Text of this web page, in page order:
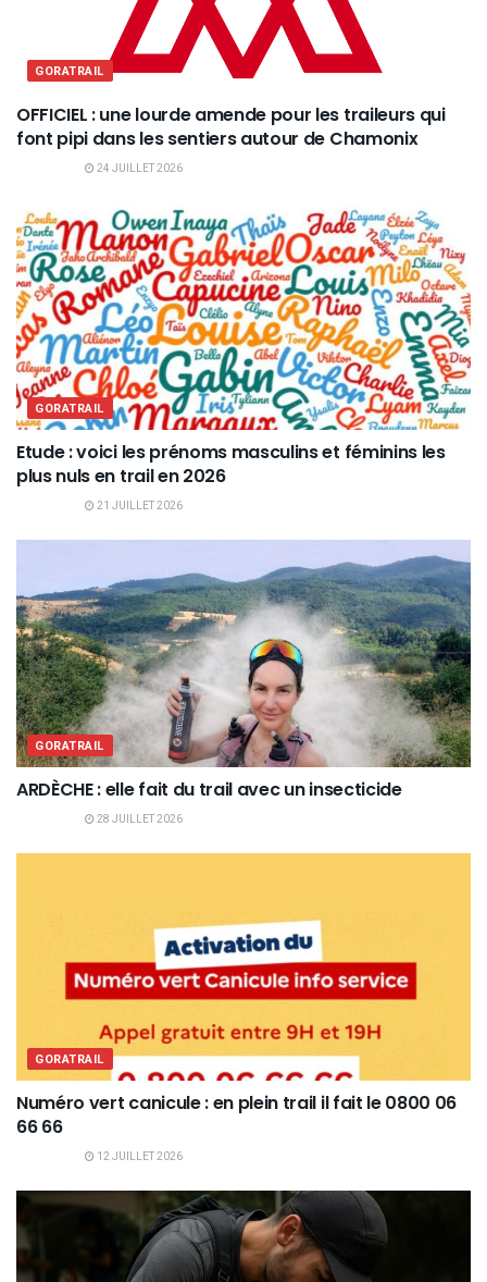
GORATRAIL
OFFICIEL : une lourde amende pour les traileurs qui
font pipi dans les sentiers autour de Chamonix
24 JUILLET 2026
GORATRAIL
Etude : voici les prénoms masculins et féminins les
plus nuls en trail en 2026
21 JUILLET 2026
GORATRAIL
ARDÈCHE : elle fait du trail avec un insecticide
28 JUILLET 2026
GORATRAIL
Numéro vert canicule : en plein trail il fait le 0800 06
66 66
12 JUILLET 2026